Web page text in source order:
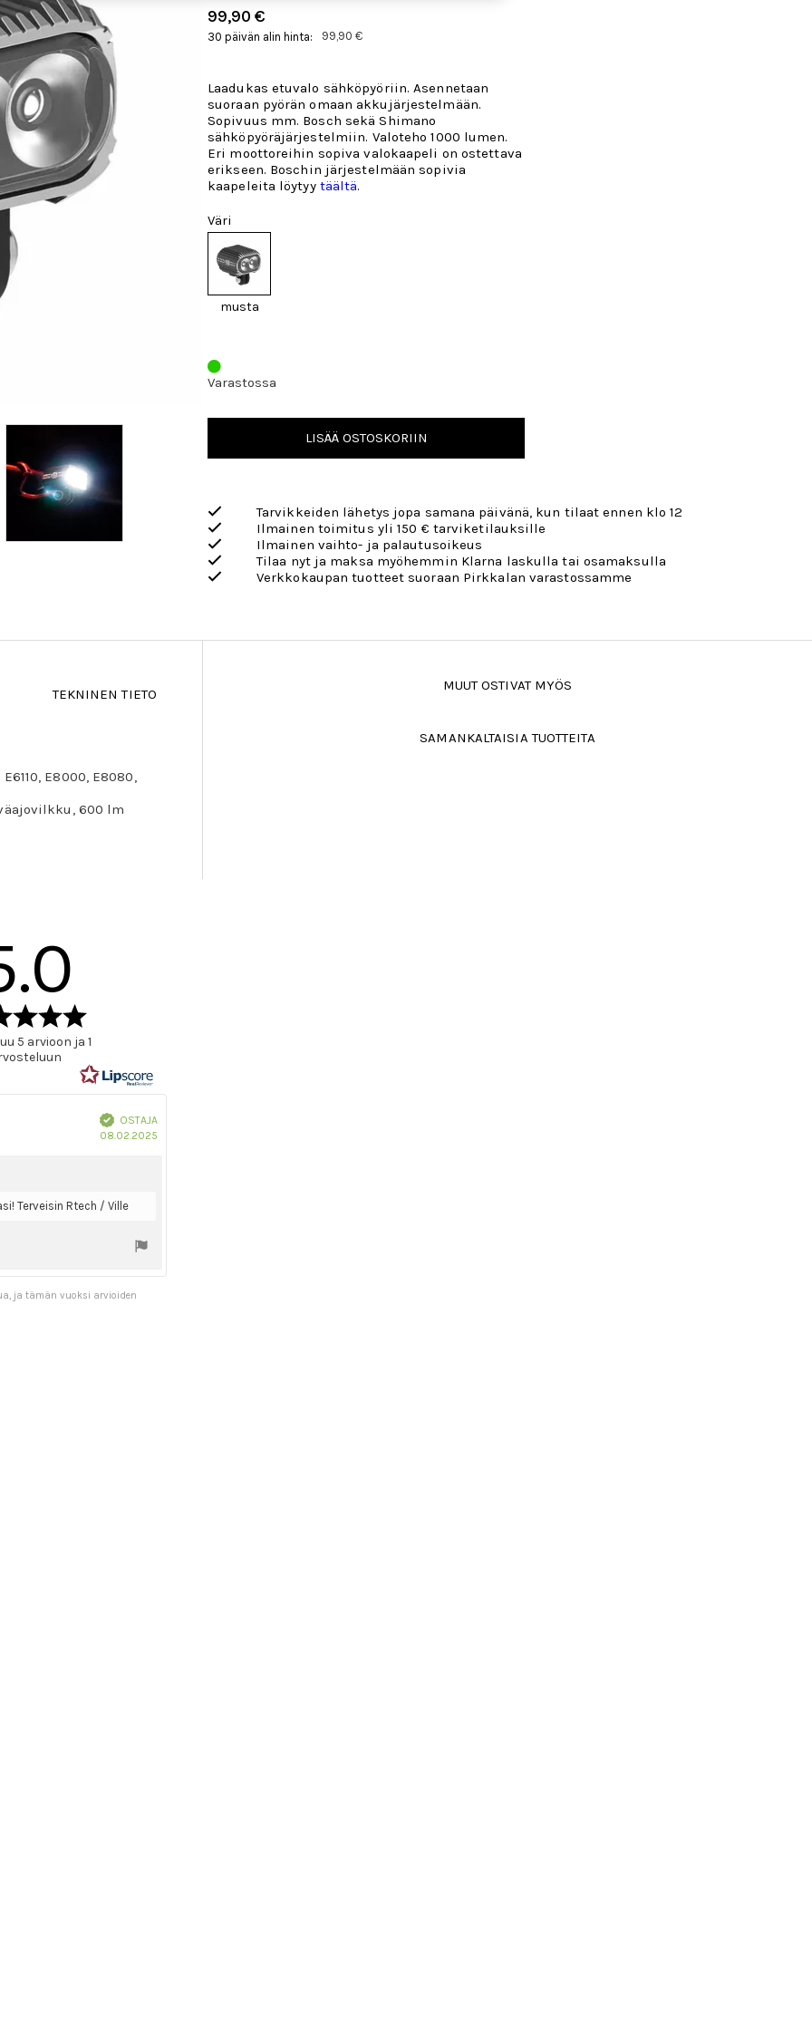
99,90 €
30 päivän alin hinta: 99,90 €
Laadukas etuvalo sähköpyöriin. Asennetaan
suoraan pyörän omaan akkujärjestelmään.
Sopivuus mm. Bosch sekä Shimano
sähköpyöräjärjestelmiin. Valoteho 1000 lumen.
Eri moottoreihin sopiva valokaapeli on ostettava
erikseen. Boschin järjestelmään sopivia
kaapeleita löytyy täältä.
Väri
musta
Varastossa
LISÄÄ OSTOSKORIIN
Tarvikkeiden lähetys jopa samana päivänä, kun tilaat ennen klo 12
Ilmainen toimitus yli 150 € tarviketilauksille
Ilmainen vaihto- ja palautusoikeus
Tilaa nyt ja maksa myöhemmin Klarna laskulla tai osamaksulla
Verkkokaupan tuotteet suoraan Pirkkalan varastossamme
TEKNINEN TIETO
E8000, E8080,
600 lm
5:sta
tähdestä
5 arvioon ja 1
Vahvistettu
OSTAJA
08.02.2025
Terveisin Rtech / Ville
ja tämän vuoksi arvioiden
MUUT OSTIVAT MYÖS
SAMANKALTAISIA TUOTTEITA